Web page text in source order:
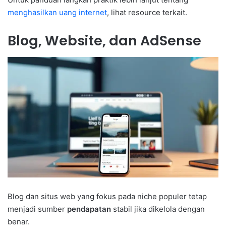
menghasilkan uang internet, lihat resource terkait.
Blog, Website, dan AdSense
Blog dan situs web yang fokus pada niche populer tetap
menjadi sumber pendapatan stabil jika dikelola dengan
benar.